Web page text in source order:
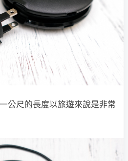
公尺的長度以旅遊來說是非常